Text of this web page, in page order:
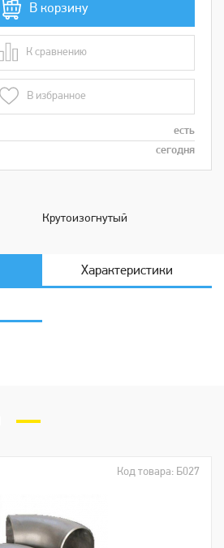
Крутоизогнутый
В корзину
К сравнению
В сравнении
В избранное
есть
сегодня
Характеристики
Код товара: Б027